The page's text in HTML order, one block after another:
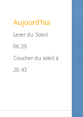
Aujourd'hui
Lever du Soleil
06:29
Coucher du soleil à
20:43